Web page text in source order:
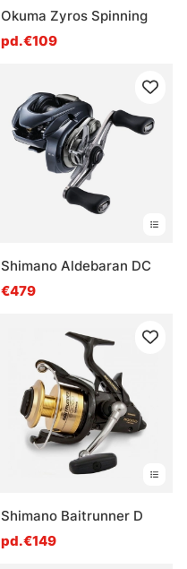
Okuma Zyros Spinning
pd.€109
Shimano Aldebaran DC
€479
Shimano Baitrunner D
pd.€149